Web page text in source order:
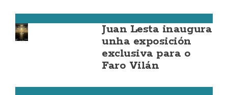
Juan Lesta inaugura
unha exposición
exclusiva para o
Faro Vilán